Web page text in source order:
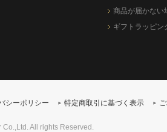
商品が届かない
ギフトラッピン
シーポリシー 特定商取引に基づく表示
All rights Reserved.